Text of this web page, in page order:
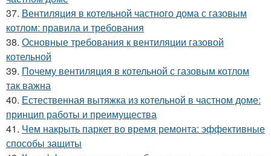
37. Вентиляция в котельной частного дома с газовым
котлом: правила и требования
38. Основные требования к вентиляции газовой
котельной
39. Почему вентиляция в котельной с газовым котлом
так важна
40. Естественная вытяжка из котельной в частном доме:
принцип работы и преимущества
41. Чем накрыть паркет во время ремонта: эффективные
способы защиты